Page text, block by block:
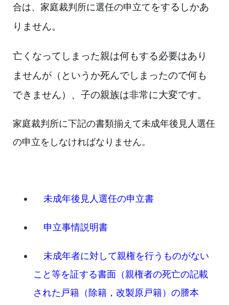
合は、家庭裁判所に選任の申立て をするしかあ
りません。
亡くなってしまった親は何もする必要はあり
ませんが （というか死んでしまったので何も
できません）、子の親族は非常に大変です。
家庭裁判所に下記の書類揃えて未成年後見人選任
の申立をしなければなりません。
未成年後見人選任の申立書
申立事情説明書
未成年者に対して親権を行うものがない
こと等を証する書面（親権者の死亡の記載
された戸籍（除籍，改製原戸籍）の謄本